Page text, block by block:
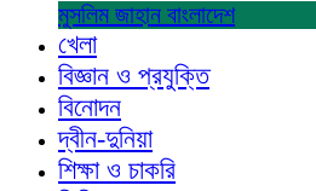
মুসলিম জাহান বাংলাদেশ
খেলা
বিজ্ঞান ও প্রযুক্তি
বিনোদন
দ্বীন-দুনিয়া
শিক্ষা ও চাকরি